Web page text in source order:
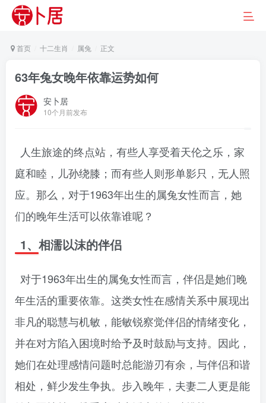
首页 十二生肖 属兔 正文
63年兔女晚年依靠运势如何
安卜居
10个月前发布
人生旅途的终点站，有些人享受着天伦之乐，家
庭和睦，儿孙绕膝；而有些人则形单影只，无人照
应。那么，对于1963年出生的属兔女性而言，她
们的晚年生活可以依靠谁呢？
1、相濡以沫的伴侣
对于1963年出生的属兔女性而言，伴侣是她们晚
年生活的重要依靠。这类女性在感情关系中展现出
非凡的聪慧与机敏，能敏锐察觉伴侣的情绪变化，
并在对方陷入困境时给予及时鼓励与支持。因此，
她们在处理感情问题时总能游刃有余，与伴侣和谐
相处，鲜少发生争执。步入晚年，夫妻二人更是能